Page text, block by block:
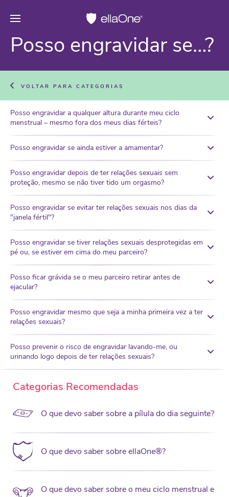
Posso engravidar se…?
VOLTAR PARA CATEGORIAS
Posso engravidar a qualquer altura durante meu ciclo
menstrual – mesmo fora dos meus dias férteis?
Posso engravidar se ainda estiver a amamentar?
Posso engravidar depois de ter relações sexuais sem
proteção, mesmo se não tiver tido um orgasmo?
Posso engravidar se evitar ter relações sexuais nos dias da
"janela fértil"?
Posso engravidar se tiver relações sexuais desprotegidas em
pé ou, se estiver em cima do meu parceiro?
Posso ficar grávida se o meu parceiro retirar antes de
ejacular?
Posso engravidar mesmo que seja a minha primeira vez a ter
relações sexuais?
Posso prevenir o risco de engravidar lavando-me, ou
urinando logo depois de ter relações sexuais?
Categorias Recomendadas
O que devo saber sobre a pílula do dia seguinte?
O que devo saber sobre ellaOne®?
O que devo saber sobre o meu ciclo menstrual e